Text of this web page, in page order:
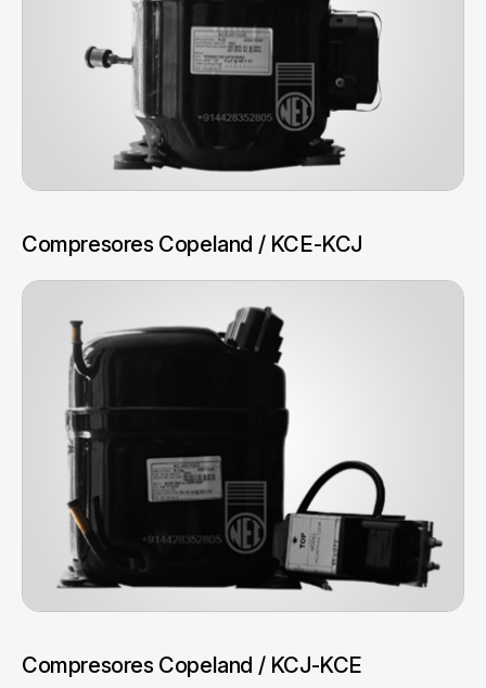
Compresores Copeland / KCE-KCJ
Compresores Copeland / KCJ-KCE